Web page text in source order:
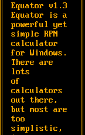
Equator v1.3
Equator is a
powerful yet
simple RPN
calculator
for Windows.
There are
lots
of
calculators
out there,
but most are
too
simplistic,